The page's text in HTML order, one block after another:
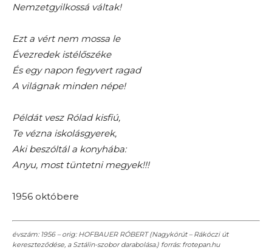
Nemzetgyilkossá váltak!
Ezt a vért nem mossa le
Évezredek istélőszéke
És egy napon fegyvert ragad
A világnak minden népe!
Példát vesz Rólad kisfiú,
Te vézna iskolásgyerek,
Aki beszóltál a konyhába:
Anyu, most tüntetni megyek!!!
1956 októbere
évszám: 1956 – orig: HOFBAUER RÓBERT (Nagykörút – Rákóczi út
kereszteződése, a Sztálin-szobor darabolása.) forrás: frotepan.hu